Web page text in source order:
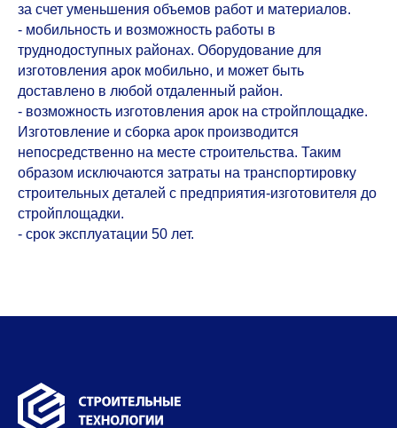
за счет уменьшения объемов работ и материалов.
- мобильность и возможность работы в
труднодоступных районах. Оборудование для
изготовления арок мобильно, и может быть
доставлено в любой отдаленный район.
- возможность изготовления арок на стройплощадке.
Изготовление и сборка арок производится
непосредственно на месте строительства. Таким
образом исключаются затраты на транспортировку
строительных деталей с предприятия-изготовителя до
стройплощадки.
- срок эксплуатации 50 лет.